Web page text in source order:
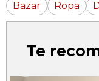
Bazar Ropa
Te